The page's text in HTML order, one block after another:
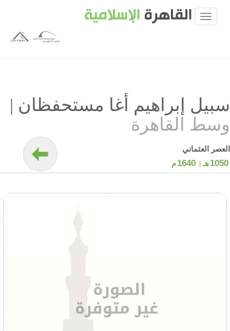
سبيل إبراهيم أغا مستحفظان |
وسط القاهرة
العصر العثماني
1050هـ | 1640 م